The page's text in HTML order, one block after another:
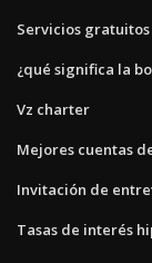
Servicios
¿qué significa la
Vz charter
Mejores cuentas
Invitación de
Tasas de interés